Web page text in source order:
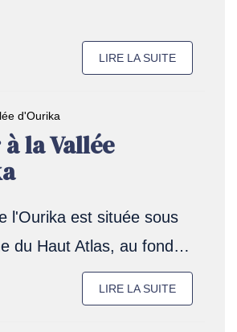
LIRE LA SUITE
la Vallée
l'Ourika est située sous
du Haut Atlas, au fond…
LIRE LA SUITE